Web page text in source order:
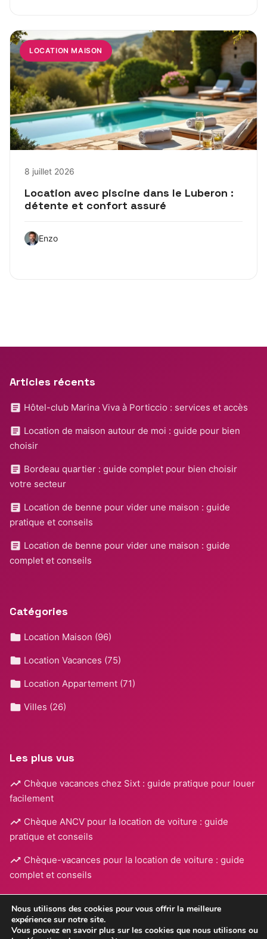
LOCATION MAISON
8 juillet 2026
Location avec piscine dans le Luberon :
détente et confort assuré
Enzo
Articles récents
Hôtel-club Marina Viva à Porticcio : services et accès
Location de maison autour de moi : guide pour bien
choisir
Bordeau quartier : guide complet pour bien choisir
votre secteur
Location de benne pour vider une maison : guide
pratique et conseils
Location de benne pour vider une maison : guide
complet et conseils
Catégories
Location Maison (96)
Location Vacances (75)
Location Appartement (71)
Villes (26)
Les plus vus
Chèque vacances chez Sixt : guide pratique pour louer
facilement
Chèque ANCV pour la location de voiture : guide
pratique et conseils
Chèque-vacances pour la location de voiture : guide
complet et conseils
Nous utilisons des cookies pour vous offrir la meilleure
expérience sur notre site.
Vous pouvez en savoir plus sur les cookies que nous utilisons ou